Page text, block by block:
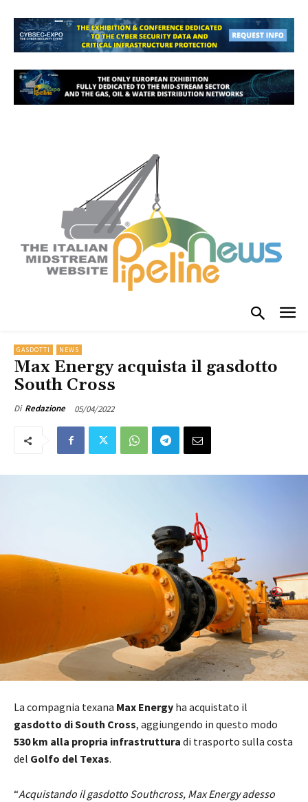
GASDOTTI NEWS
Max Energy acquista il gasdotto
South Cross
Di Redazione 05/04/2022
La compagnia texana Max Energy ha acquistato il
gasdotto di South Cross, aggiungendo in questo modo
530 km alla propria infrastruttura di trasporto sulla costa
del Golfo del Texas.
“Acquistando il gasdotto Southcross, Max Energy adesso